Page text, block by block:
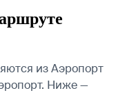
из Аэропорт
Ниже —